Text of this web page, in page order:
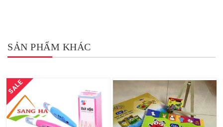
SẢN PHẨM KHÁC
SALE